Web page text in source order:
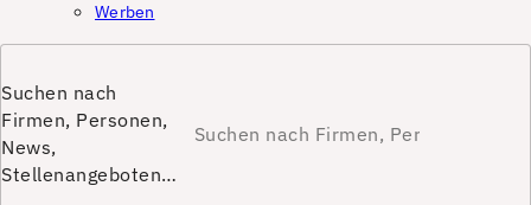
Werben
Suchen nach
Firmen, Personen,
News,
Stellenangeboten…